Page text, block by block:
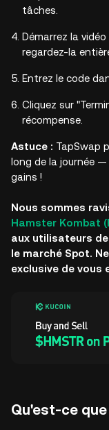
tâches.
Démarrez la
regardez-la
Entrez le code
Cliquez sur
récompense.
Astuce : TapSwap
long de la journée
gains !
Nous sommes
Hamster Kombat
aux utilisateurs
le marché Spot.
exclusive de vous
Qu'est-ce que